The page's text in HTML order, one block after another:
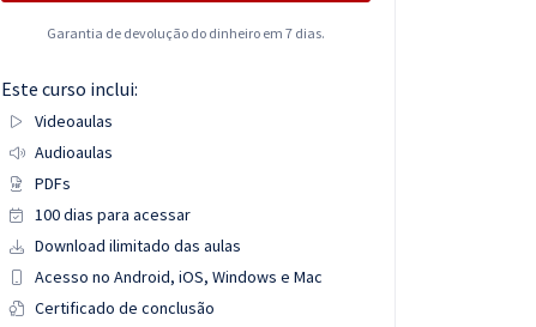
Garantia de devolução do dinheiro em 7 dias.
Este curso inclui:
Videoaulas
Audioaulas
PDFs
100 dias para acessar
Download ilimitado das aulas
Acesso no Android, iOS, Windows e Mac
Certificado de conclusão